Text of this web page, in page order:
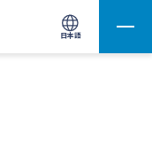
日本語
サイト内検索(Enterで実行)